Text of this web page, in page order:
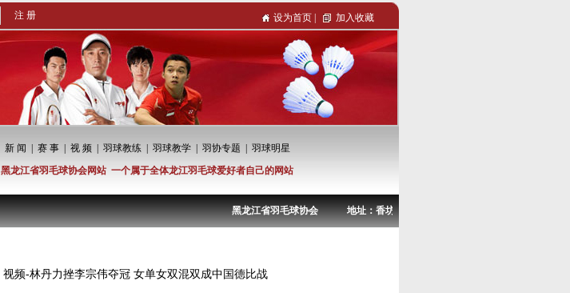
注 册 设为首页 加入收藏
新 闻 赛 事| 视 频| 羽球教练| 羽球教学| 羽协专题
羽球明星
黑龙江省羽毛球协会网站 一个属于全体龙江羽毛球爱好者自己的网站
黑龙江省羽毛球协会 地址：香坊区大庆副路38-4号 电话：0451-
视频-林丹力挫李宗伟夺冠 女单女双混双成中国德比战